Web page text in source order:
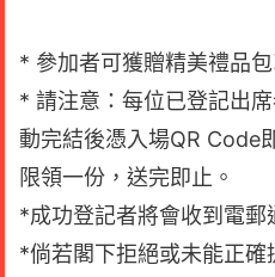
* 參加者可獲贈精美禮品包
* 請注意：每位已登記出
動完結後憑入場QR Code
限領一份，送完即止。
*成功登記者將會收到電郵
*倘若閣下拒絕或未能正